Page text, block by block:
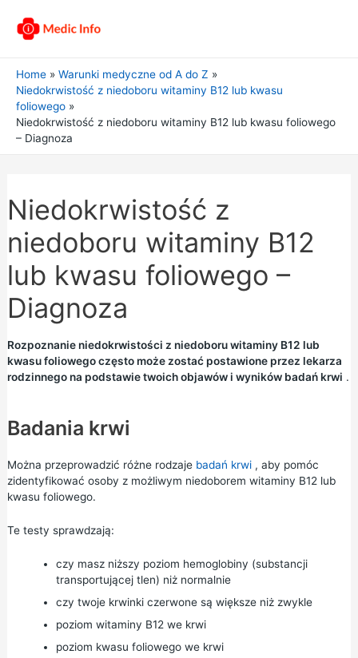
Home
Warunki medyczne od A do Z
Niedokrwistość z niedoboru witaminy B12 lub kwasu
foliowego
Niedokrwistość z niedoboru witaminy B12 lub kwasu foliowego
– Diagnoza
Niedokrwistość z
niedoboru witaminy B12
lub kwasu foliowego –
Diagnoza
Rozpoznanie niedokrwistości z niedoboru witaminy B12 lub
kwasu foliowego często może zostać postawione przez lekarza
rodzinnego na podstawie twoich objawów i wyników badań krwi .
Badania krwi
Można przeprowadzić różne rodzaje badań krwi, aby pomóc
zidentyfikować osoby z możliwym niedoborem witaminy B12 lub
kwasu foliowego.
Te testy sprawdzają:
czy masz niższy poziom hemoglobiny (substancji
transportującej tlen) niż normalnie
czy twoje krwinki czerwone są większe niż zwykle
poziom witaminy B12 we krwi
poziom kwasu foliowego we krwi